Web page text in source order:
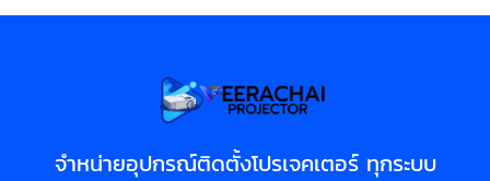
จำหน่ายอุปกรณ์ติดตั้งโปรเจคเตอร์ ทุกระบบ